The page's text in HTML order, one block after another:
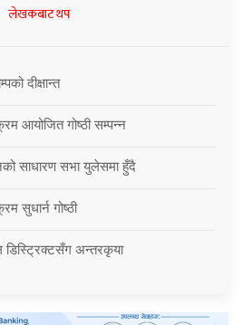
लेखकबाट थप
दीक्षान्त
आयोजित गोष्ठी सम्पन्न
साधारण सभा युलेसमा हुँदै
सुधार्न गोष्ठी
डिस्ट्रिक्टसँग अन्तरकृया